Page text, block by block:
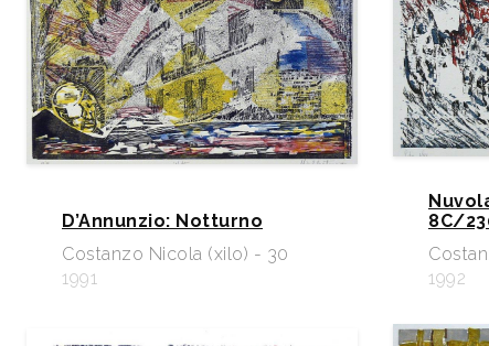
D’Annunzio: Notturno
Costanzo Nicola (xilo) - 30
1991
8C/
1992